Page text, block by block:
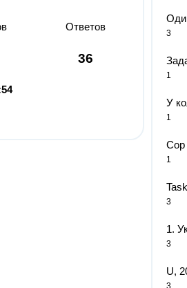
Ответов
36
3
1
У
1
Сор
1
3
1.
3
U,
3